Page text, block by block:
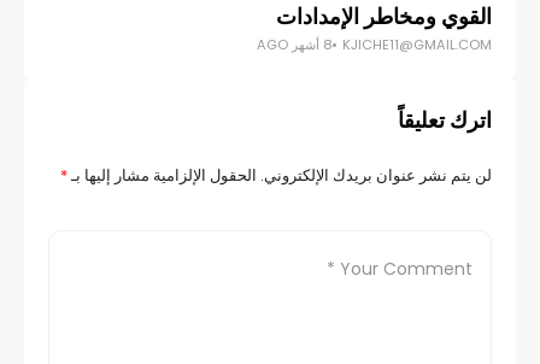
القوي ومخاطر الإمدادات
KJICHE11@GMAIL.COM 8 أشهر AGO
اترك تعليقاً
لن يتم نشر عنوان بريدك الإلكتروني. الحقول الإلزامية مشار إليها بـ*